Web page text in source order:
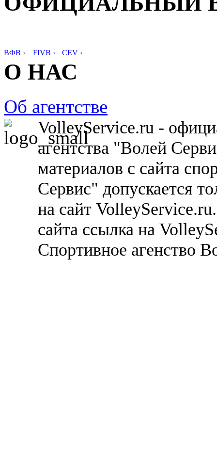
ВФВ › FIVB › CEV ›
О НАС
Об агентстве
VolleyService.ru -
агентства "Волей
материалов с сайта
Сервис" допускается
на сайт
сайта ссылка на
Спортивное агенство